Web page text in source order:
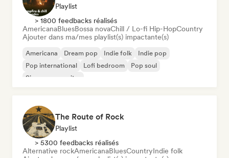
Playlist
> 1800 feedbacks réalisés
AmericanaBluesBossa novaChill / Lo-fi Hip-HopCountry
Ajouter dans ma/mes playlist(s) impactante(s)
Americana Dream pop Indie folk
Indie pop
Pop international
Lofi bedroom
Pop soul
Singer-songwriter
The Route of Rock
Playlist
> 5300 feedbacks réalisés
Alternative rockAmericanaBluesCountryIndie folk